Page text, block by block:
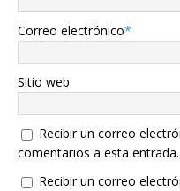
Correo electrónico*
Sitio web
Recibir un correo
comentarios a esta entrada.
Recibir un correo